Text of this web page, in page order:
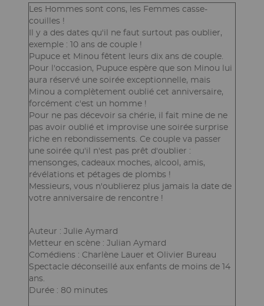
StructureCkeditor
Les Hommes sont cons, les Femmes casse-
couilles !
Il y a des dates qu'il ne faut surtout pas oublier,
exemple : 10 ans de couple !
Pupuce et Minou fêtent leurs dix ans de couple.
Pour l'occasion, Pupuce espère que son Minou lui
aura réservé une soirée exceptionnelle, mais
Minou a complètement oublié cet anniversaire,
forcément c'est un homme !
Pour ne pas décevoir sa chérie, il fait mine de ne
pas avoir oublié et improvise une soirée surprise
riche en rebondissements. Ce couple va passer
une soirée qu'il n'est pas prêt d'oublier :
mensonges, cadeaux moches, alcool, amis,
révélations et pétages de plombs !
Messieurs, vous n'oublierez plus jamais la date de
votre anniversaire de rencontre !
Auteur : Julie Aymard
Metteur en scène : Julian Aymard
Comédiens : Charlène Lauer et Olivier Bureau
Spectacle déconseillé aux enfants de moins de 14
ans.
Durée : 80 minutes